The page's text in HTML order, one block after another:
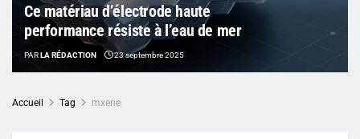
Ce matériau d’électrode haute
performance résiste à l’eau de mer
PARLA RÉDACTION 23 septembre 2025
Accueil Tag mxene